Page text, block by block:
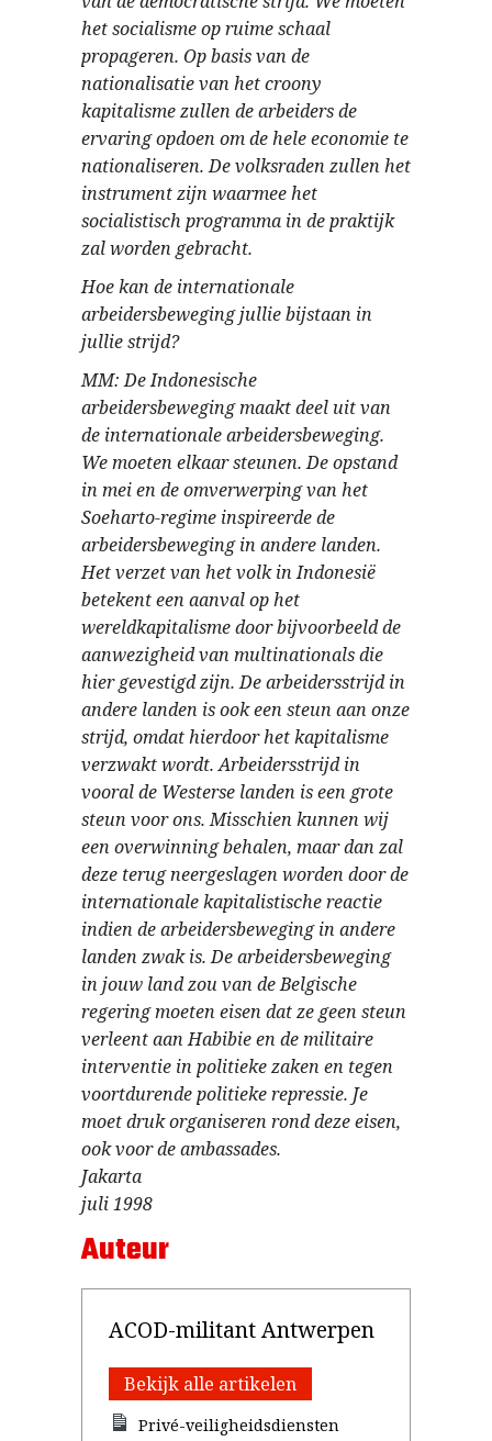
het socialisme op ruime schaal
propageren. Op basis van de
nationalisatie van het croony
kapitalisme zullen de arbeiders de
ervaring opdoen om de hele economie te
nationaliseren. De volksraden zullen het
instrument zijn waarmee het
socialistisch programma in de praktijk
zal worden gebracht.
Hoe kan de internationale
arbeidersbeweging jullie bijstaan in
jullie strijd?
MM: De Indonesische
arbeidersbeweging maakt deel uit van
de internationale arbeidersbeweging.
We moeten elkaar steunen. De opstand
in mei en de omverwerping van het
Soeharto-regime inspireerde de
arbeidersbeweging in andere landen.
Het verzet van het volk in Indonesië
betekent een aanval op het
wereldkapitalisme door bijvoorbeeld de
aanwezigheid van multinationals die
hier gevestigd zijn. De arbeidersstrijd in
andere landen is ook een steun aan onze
strijd, omdat hierdoor het kapitalisme
verzwakt wordt. Arbeidersstrijd in
vooral de Westerse landen is een grote
steun voor ons. Misschien kunnen wij
een overwinning behalen, maar dan zal
deze terug neergeslagen worden door de
internationale kapitalistische reactie
indien de arbeidersbeweging in andere
landen zwak is. De arbeidersbeweging
in jouw land zou van de Belgische
regering moeten eisen dat ze geen steun
verleent aan Habibie en de militaire
interventie in politieke zaken en tegen
voortdurende politieke repressie. Je
moet druk organiseren rond deze eisen,
ook voor de ambassades.
Jakarta
juli 1998
Auteur
ACOD-militant Antwerpen
Bekijk alle artikelen
Privé-veiligheidsdiensten